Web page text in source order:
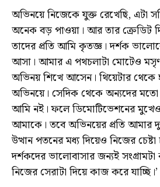
অভিনয়ে নিজেকে যুক্ত রেখেছি, এটা
অনেক বড় পাওয়া। আর তার ক্রেডিট
তাদের প্রতি আমি কৃতজ্ঞ। দর্শক
আসা। আমার এ পথচলাটা মোটেও
অভিনয় শিখে আসেন। থিয়েটার থেকে
অভিনয়ে। সেদিক থেকে অন্যদের
আমি নই। ফলে ডিমোটিভেশনের
আমাকে। তবে অভিনয়ের প্রতি আমার
উত্থান পতনের মধ্য দিয়েও নিজের চেষ্টা
দর্শকদের ভালোবাসার জন্যই
নিজের সেরাটা দিয়ে কাজ করে যাচ্ছি।’